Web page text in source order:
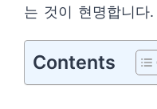
는 것이 현명합니다.
Contents